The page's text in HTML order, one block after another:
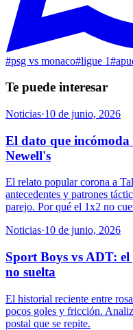
#psg vs monaco#ligue 1#
Te puede interesar
Noticias·10 de junio, 2026
El dato que incómoda
Newell's
El relato popular corona a
antecedentes y patrones
parejo. Por qué el 1x2 no
Noticias·10 de junio, 2026
Sport Boys vs ADT:
no suelta
El historial reciente entre
pocos goles y fricción.
postal que se repite.